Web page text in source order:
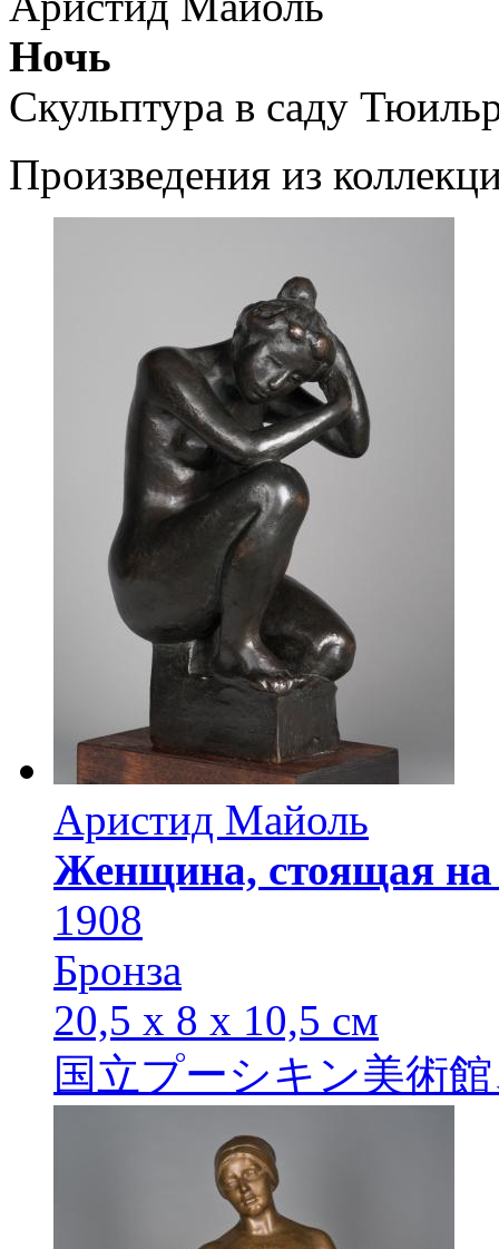
Ночь
Скульптура в саду
Произведения из
Аристид Майоль
Женщина, стоящая на
1908
Бронза
20,5 х 8 х 10,5 см
国立プーシキン美術